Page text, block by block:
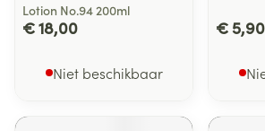
Lotion No.94 200ml
€ 18,00
Niet beschikbaar
€ 5,90